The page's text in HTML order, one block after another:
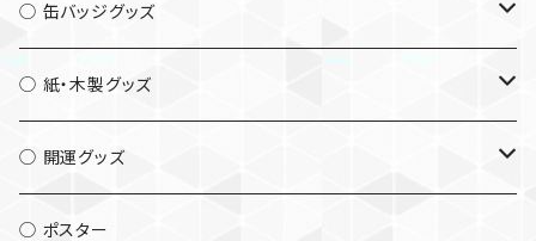
◯ 缶バッジグッズ
└ 缶バッジ56mm
└ 缶バッジ32mm
└ 缶マグネット
◯ 紙・木製グッズ
└ キーホルダー
└ マグネット
◯ 開運グッズ
└ 木札
◯ ポスター